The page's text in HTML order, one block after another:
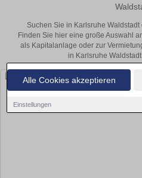
Alle Cookies akzeptieren
Einstellungen
Suchen Sie in Karlsruhe
Finden Sie hier eine große Auswahl
als Kapitalanlage oder zur
in Karlsruhe